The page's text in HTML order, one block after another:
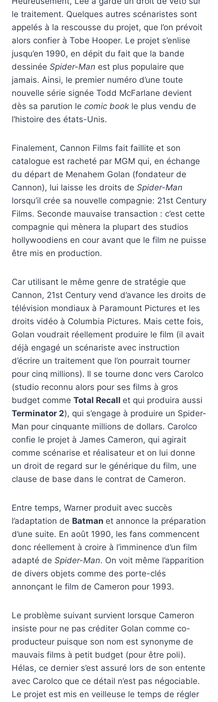
le traitement. Quelques autres scénaristes sont
appelés à la rescousse du projet, que l’on prévoit
alors confier à Tobe Hooper. Le projet s’enlise
jusqu’en 1990, en dépit du fait que la bande
dessinée Spider-Man est plus populaire que
jamais. Ainsi, le premier numéro d’une toute
nouvelle série signée Todd McFarlane devient
dès sa parution le comic book le plus vendu de
l’histoire des états-Unis.
Finalement, Cannon Films fait faillite et son
catalogue est racheté par MGM qui, en échange
du départ de Menahem Golan (fondateur de
Cannon), lui laisse les droits de Spider-Man
lorsqu’il crée sa nouvelle compagnie: 21st Century
Films. Seconde mauvaise transaction : c’est cette
compagnie qui mènera la plupart des studios
hollywoodiens en cour avant que le film ne puisse
être mis en production.
Car utilisant le même genre de stratégie que
Cannon, 21st Century vend d’avance les droits de
télévision mondiaux à Paramount Pictures et les
droits vidéo à Columbia Pictures. Mais cette fois,
Golan voudrait réellement produire le film (il avait
déjà engagé un scénariste avec instruction
d’écrire un traitement que l’on pourrait tourner
pour cinq millions). Il se tourne donc vers Carolco
(studio reconnu alors pour ses films à gros
budget comme Total Recall et qui produira aussi
Terminator 2), qui s’engage à produire un Spider-
Man pour cinquante millions de dollars. Carolco
confie le projet à James Cameron, qui agirait
comme scénarise et réalisateur et on lui donne
un droit de regard sur le générique du film, une
clause de base dans le contrat de Cameron.
Entre temps, Warner produit avec succès
l’adaptation de Batman et annonce la préparation
d’une suite. En août 1990, les fans commencent
donc réellement à croire à l’imminence d’un film
adapté de Spider-Man. On voit même l’apparition
de divers objets comme des porte-clés
annonçant le film de Cameron pour 1993.
Le problème suivant survient lorsque Cameron
insiste pour ne pas créditer Golan comme co-
producteur puisque son nom est synonyme de
mauvais films à petit budget (pour être poli).
Hélas, ce dernier s’est assuré lors de son entente
avec Carolco que ce détail n’est pas négociable.
Le projet est mis en veilleuse le temps de régler